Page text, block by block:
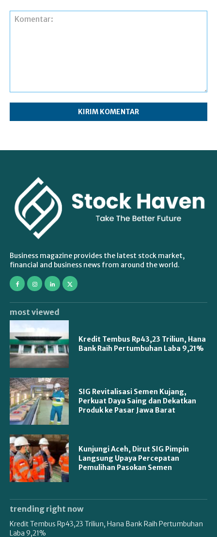
Business magazine provides the latest stock market,
financial and business news from around the world.
most viewed
Kredit Tembus Rp43,23 Triliun, Hana
Bank Raih Pertumbuhan Laba 9,21%
SIG Revitalisasi Semen Kujang,
Perkuat Daya Saing dan Dekatkan
Produk ke Pasar Jawa Barat
Kunjungi Aceh, Dirut SIG Pimpin
Langsung Upaya Percepatan
Pemulihan Pasokan Semen
trending right now
Kredit Tembus Rp43,23 Triliun, Hana Bank Raih Pertumbuhan
Laba 9,21%